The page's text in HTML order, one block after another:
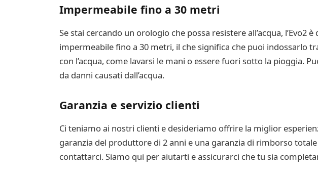
Impermeabile fino a 30 metri
Se stai cercando un orologio che possa resistere all’acqua,
impermeabile fino a 30 metri, il che significa che puoi indossarlo
con l’acqua, come lavarsi le mani o essere fuori sotto la pioggia.
da danni causati dall’acqua.
Garanzia e servizio clienti
Ci teniamo ai nostri clienti e desideriamo offrire la miglior
garanzia del produttore di 2 anni e una garanzia di rimborso
contattarci. Siamo qui per aiutarti e assicurarci che tu sia